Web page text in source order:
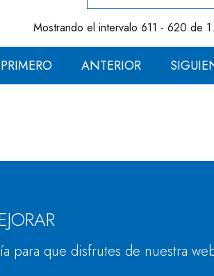
Mostrando el intervalo 611 - 620 de
ANTERIOR
para que disfrutes de nuestra